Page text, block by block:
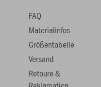
FAQ
Materialinfos
Größentabelle
Versand
Retoure &